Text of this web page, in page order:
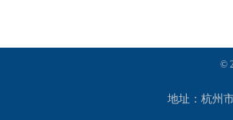
©
地址：杭州